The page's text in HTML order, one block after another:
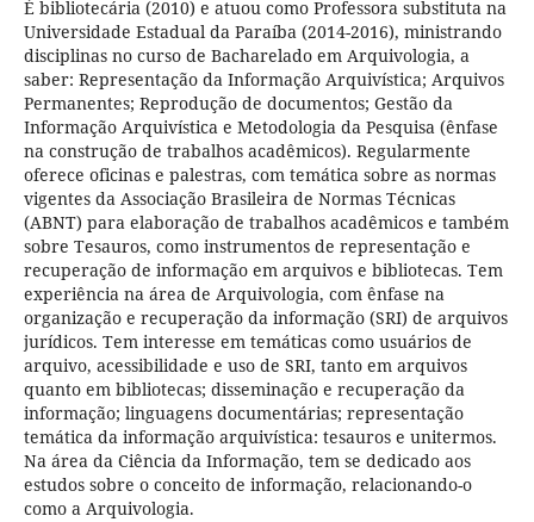
É bibliotecária (2010) e atuou como Professora substituta na
Universidade Estadual da Paraíba (2014-2016), ministrando
disciplinas no curso de Bacharelado em Arquivologia, a
saber: Representação da Informação Arquivística; Arquivos
Permanentes; Reprodução de documentos; Gestão da
Informação Arquivística e Metodologia da Pesquisa (ênfase
na construção de trabalhos acadêmicos). Regularmente
oferece oficinas e palestras, com temática sobre as normas
vigentes da Associação Brasileira de Normas Técnicas
(ABNT) para elaboração de trabalhos acadêmicos e também
sobre Tesauros, como instrumentos de representação e
recuperação de informação em arquivos e bibliotecas. Tem
experiência na área de Arquivologia, com ênfase na
organização e recuperação da informação (SRI) de arquivos
jurídicos. Tem interesse em temáticas como usuários de
arquivo, acessibilidade e uso de SRI, tanto em arquivos
quanto em bibliotecas; disseminação e recuperação da
informação; linguagens documentárias; representação
temática da informação arquivística: tesauros e unitermos.
Na área da Ciência da Informação, tem se dedicado aos
estudos sobre o conceito de informação, relacionando-o
como a Arquivologia.